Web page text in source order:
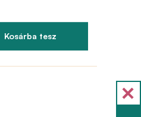
Kosárba tesz